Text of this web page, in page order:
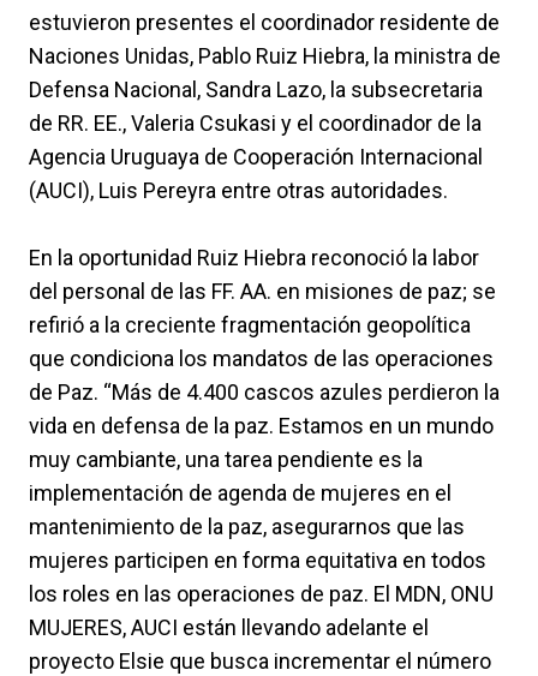
estuvieron presentes el coordinador residente de
Naciones Unidas, Pablo Ruiz Hiebra, la ministra de
Defensa Nacional, Sandra Lazo, la subsecretaria
de RR. EE., Valeria Csukasi y el coordinador de la
Agencia Uruguaya de Cooperación Internacional
(AUCI), Luis Pereyra entre otras autoridades.
En la oportunidad Ruiz Hiebra reconoció la labor
del personal de las FF. AA. en misiones de paz; se
refirió a la creciente fragmentación geopolítica
que condiciona los mandatos de las operaciones
de Paz. “Más de 4.400 cascos azules perdieron la
vida en defensa de la paz. Estamos en un mundo
muy cambiante, una tarea pendiente es la
implementación de agenda de mujeres en el
mantenimiento de la paz, asegurarnos que las
mujeres participen en forma equitativa en todos
los roles en las operaciones de paz. El MDN, ONU
MUJERES, AUCI están llevando adelante el
proyecto Elsie que busca incrementar el número